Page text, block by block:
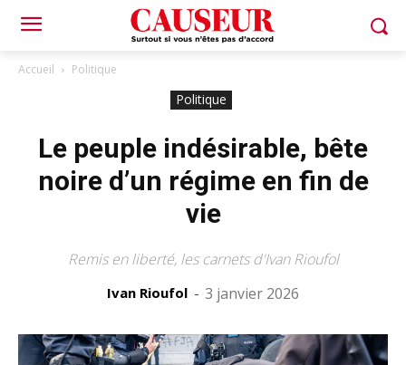
Accueil Politique
Politique
Le peuple indésirable, bête
noire d’un régime en fin de
vie
Remis en liberté, les carnets d'Ivan Rioufol
Ivan Rioufol - 3 janvier 2026